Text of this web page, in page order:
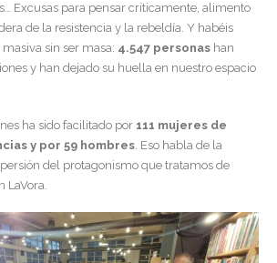
Excusas para pensar críticamente, alimento
de la resistencia y la rebeldía. Y habéis
sin ser masa: 4.547 personas han
y han dejado su huella en nuestro espacio
ha sido facilitado por 111 mujeres de
y por 59 hombres . Eso habla de la
del protagonismo que tratamos de